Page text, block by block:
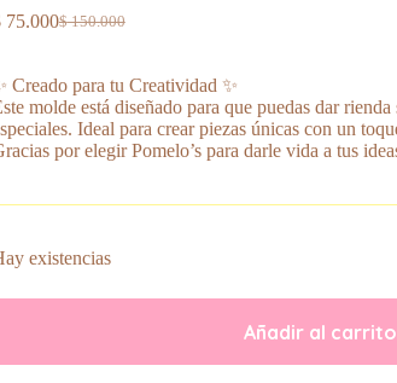
$150.000
El
original
era:
$ 150.000.
75.000El
actual
es:
$ 75.000.
Creado para tu Creatividad ✨
molde está diseñado para que puedas dar
Ideal para crear piezas únicas con un
por elegir Pomelo’s para darle vida a tus
existencias
Añadir al carrito